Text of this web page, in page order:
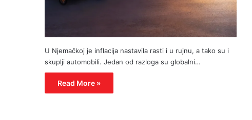
U Njemačkoj je inflacija nastavila rasti i u rujnu, a tako su i
skuplji automobili. Jedan od razloga su globalni…
Read More »